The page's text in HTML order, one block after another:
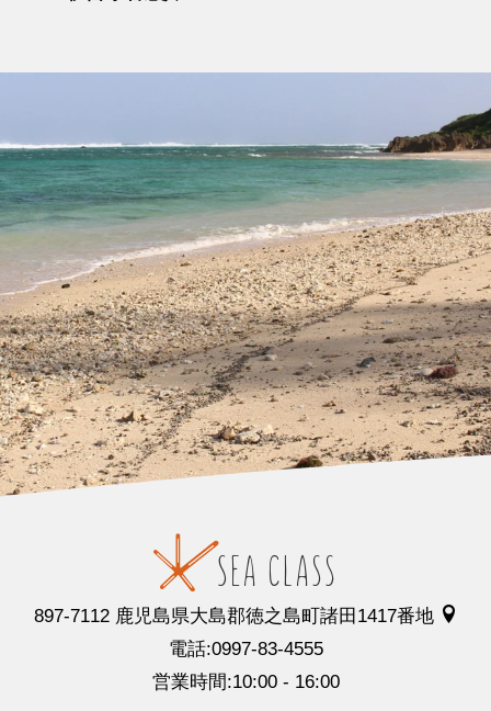
897-7112 鹿児島県大島郡徳之島町諸田1417番地
電話:0997-83-4555
営業時間:10:00 - 16:00